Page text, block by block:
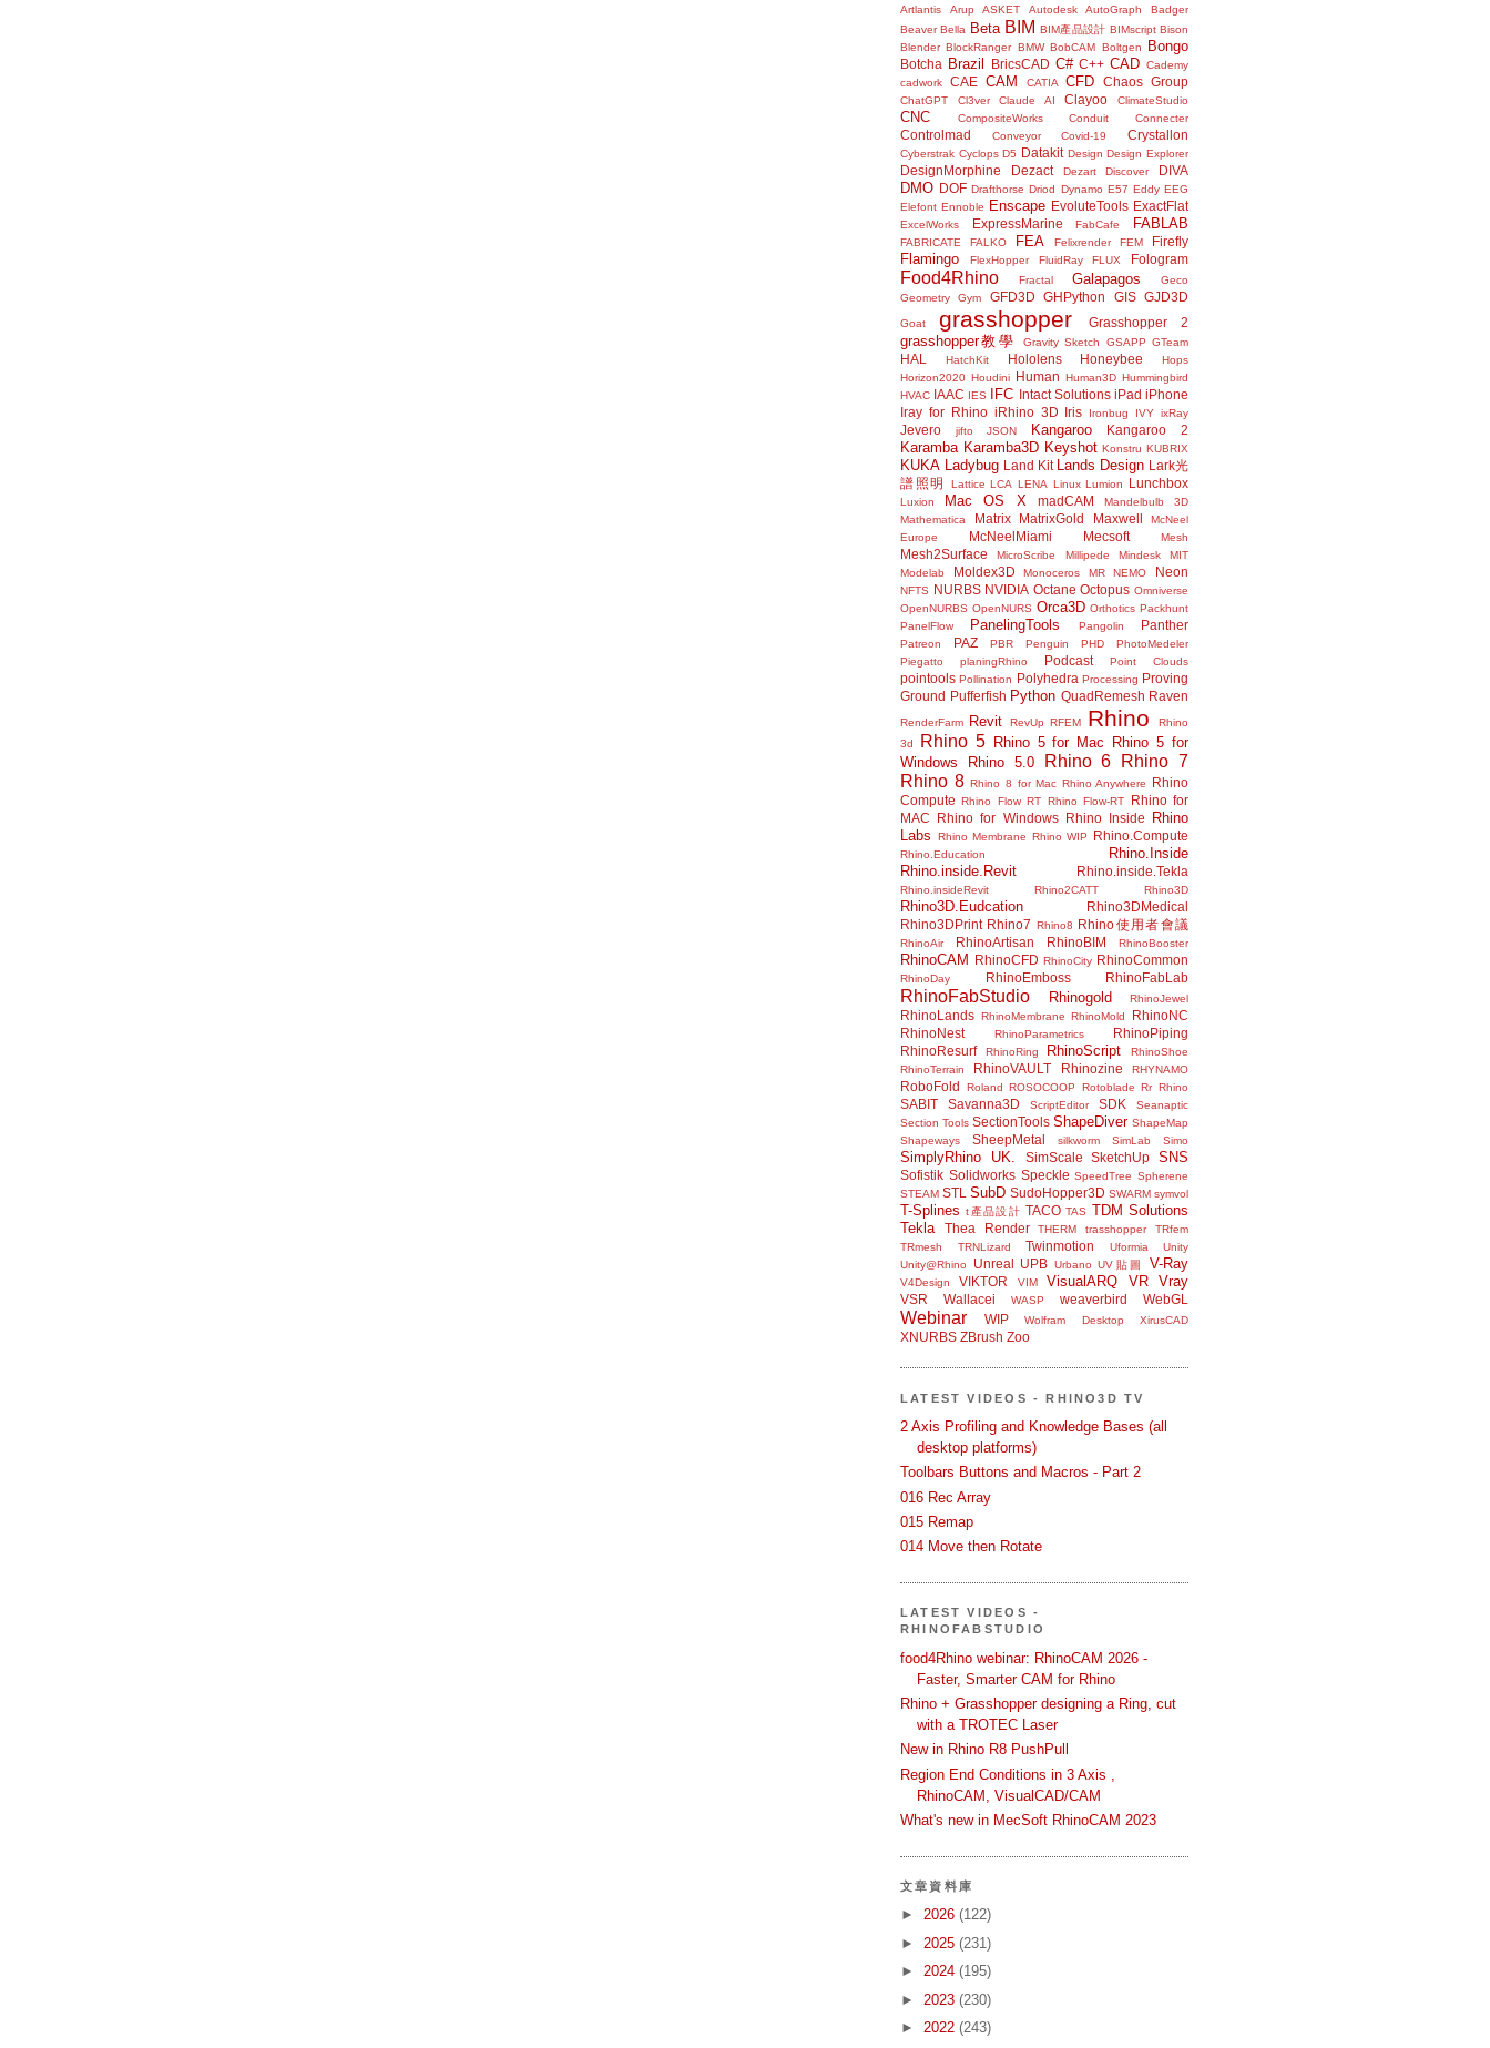
Artlantis Arup ASKET Autodesk AutoGraph
Badger
Beaver Bella Beta BIM BIM產品設計 BIMscript Bison
Blender BlockRanger BMW BobCAM Boltgen Bongo
Botcha Brazil BricsCAD C# C++ CAD Cademy
cadwork
CAE CAM CATIA CFD Chaos Group
ChatGPT Cl3ver Claude AI Clayoo ClimateStudio
CNC CompositeWorks Conduit Connecter
Controlmad Conveyor Covid-19 Crystallon
Cyberstrak Cyclops D5 Datakit Design Design Explorer
DesignMorphine Dezact Dezart Discover DIVA
DMO DOF Drafthorse Driod Dynamo E57 Eddy EEG
Elefont Ennoble Enscape EvoluteTools ExactFlat
ExcelWorks ExpressMarine FabCafe FABLAB
FABRICATE FALKO FEA Felixrender FEM Firefly
Flamingo FlexHopper FluidRay FLUX Fologram
Food4Rhino Fractal Galapagos
Geco
Geometry Gym
GFD3D GHPython GIS GJD3D
Goat grasshopper Grasshopper 2
grasshopper教學 Gravity Sketch GSAPP GTeam
HAL HatchKit Hololens Honeybee
Hops
Horizon2020 Houdini Human Human3D Hummingbird
HVAC IAAC IES IFC Intact Solutions iPad iPhone
Iray for Rhino iRhino 3D Iris Ironbug IVY ixRay
Jevero jifto JSON Kangaroo Kangaroo 2
Karamba Karamba3D Keyshot Konstru KUBRIX
KUKA Ladybug Land Kit Lands Design Lark光
譜照明
Lattice LCA LENA Linux Lumion Lunchbox
Luxion Mac OS X madCAM
Mandelbulb 3D
Mathematica
Matrix MatrixGold Maxwell
McNeel
Europe
McNeelMiami Mecsoft Mesh
Mesh2Surface MicroScribe Millipede Mindesk
MIT
Modelab
Moldex3D Monoceros MR NEMO Neon
NFTS NURBS NVIDIA Octane Octopus Omniverse
OpenNURBS OpenNURS Orca3D Orthotics Packhunt
PanelFlow
PanelingTools Pangolin Panther
Patreon PAZ PBR Penguin PHD
PhotoMedeler
Piegatto
planingRhino Podcast Point Clouds
pointools Pollination Polyhedra Processing Proving
Ground Pufferfish Python QuadRemesh Raven
RenderFarm Revit RevUp RFEM Rhino
Rhino
3d
Rhino 5 Rhino 5 for Mac
Rhino 5 for
Windows
Rhino 5.0 Rhino 6
Rhino 7
Rhino 8 Rhino 8 for Mac Rhino Anywhere
Rhino
Compute Rhino Flow RT Rhino Flow-RT
Rhino for
MAC
Rhino for Windows Rhino Inside
Rhino
Labs
Rhino Membrane Rhino WIP Rhino.Compute
Rhino.Education
Rhino.Inside
Rhino.inside.Revit
Rhino.inside.Tekla
Rhino.insideRevit Rhino2CATT Rhino3D
Rhino3D.Eudcation
Rhino3DMedical
Rhino3DPrint Rhino7 Rhino8 Rhino使用者會議
RhinoAir RhinoArtisan RhinoBIM RhinoBooster
RhinoCAM RhinoCFD RhinoCity RhinoCommon
RhinoDay RhinoEmboss RhinoFabLab
RhinoFabStudio Rhinogold RhinoJewel
RhinoLands RhinoMembrane RhinoMold
RhinoNC
RhinoNest
RhinoParametrics
RhinoPiping
RhinoResurf
RhinoRing RhinoScript
RhinoShoe
RhinoTerrain
RhinoVAULT Rhinozine RHYNAMO
RoboFold Roland ROSOCOOP Rotoblade Rr Rhino
SABIT Savanna3D ScriptEditor SDK
Seanaptic
Section Tools SectionTools ShapeDiver ShapeMap
Shapeways
SheepMetal silkworm SimLab Simo
SimplyRhino UK. SimScale SketchUp SNS
Sofistik Solidworks Speckle SpeedTree Spherene
STEAM STL SubD SudoHopper3D SWARM symvol
T-Splines t產品設計 TACO TAS TDM Solutions
Tekla
Thea Render THERM trasshopper
TRfem
TRmesh
TRNLizard Twinmotion Uformia
Unity
Unity@Rhino
Unreal UPB Urbano UV貼圖 V-Ray
V4Design VIKTOR VIM VisualARQ VR Vray
VSR Wallacei WASP weaverbird WebGL
Webinar WIP Wolfram Desktop XirusCAD
XNURBS ZBrush Zoo
LATEST VIDEOS - RHINO3D TV
2 Axis Profiling and Knowledge Bases (all
desktop platforms)
Toolbars Buttons and Macros - Part 2
016 Rec Array
015 Remap
014 Move then Rotate
LATEST VIDEOS -
RHINOFABSTUDIO
food4Rhino webinar: RhinoCAM 2026 -
Faster, Smarter CAM for Rhino
Rhino + Grasshopper designing a Ring, cut
with a TROTEC Laser
New in Rhino R8 PushPull
Region End Conditions in 3 Axis ,
RhinoCAM, VisualCAD/CAM
What's new in MecSoft RhinoCAM 2023
文章資料庫
► 2026 (122)
► 2025 (231)
► 2024 (195)
► 2023 (230)
► 2022 (243)